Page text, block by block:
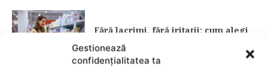
Gestionează
confidențialitatea ta
Fără lacrimi, fără iritații: cum alegi
CATEGORII POPULARE